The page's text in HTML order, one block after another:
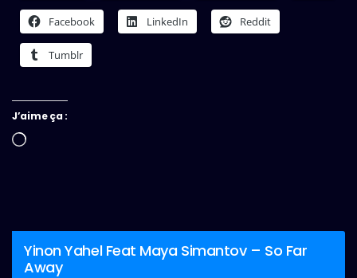
Facebook LinkedIn Reddit
Tumblr
J’aime ça :
Chargement…
Yinon Yahel Feat Maya Simantov – So Far
Away